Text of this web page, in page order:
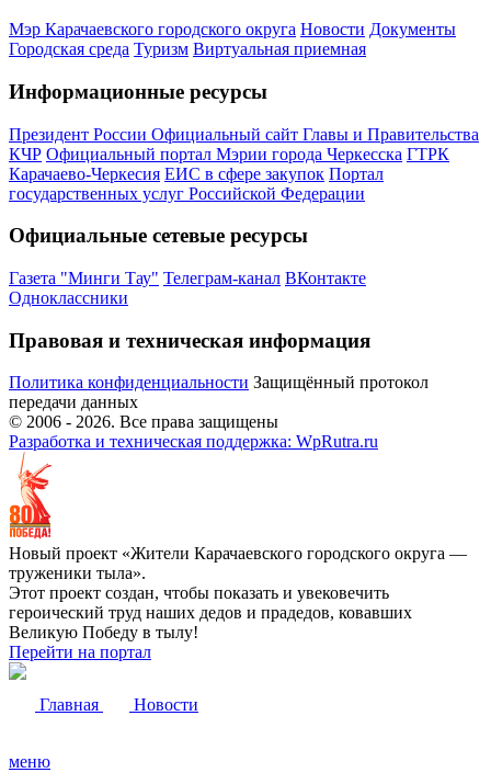
Мэр Карачаевского городского округа Новости Документы
Городская среда Туризм Виртуальная приемная
Информационные ресурсы
Президент России Официальный сайт Главы и Правительства
КЧР Официальный портал Мэрии города Черкесска ГТРК
Карачаево-Черкесия ЕИС в сфере закупок Портал
государственных услуг Российской Федерации
Официальные сетевые ресурсы
Газета "Минги Тау" Телеграм-канал ВКонтакте
Одноклассники
Правовая и техническая информация
Политика конфиденциальности Защищённый протокол
передачи данных
© 2006 - 2026. Все права защищены
Разработка и техническая поддержка: WpRutra.ru
Новый проект «Жители Карачаевского городского округа —
труженики тыла».
Этот проект создан, чтобы показать и увековечить
героический труд наших дедов и прадедов, ковавших
Великую Победу в тылу!
Перейти на портал
Главная Новости
меню